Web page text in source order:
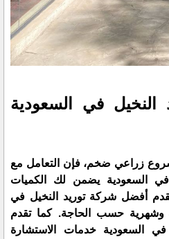
في السعودية
زراعي ضخم، فإن التعامل مع
السعودية يضمن لك الكميات
تقدم أفضل شركة توريد النخيل في
وشهرية حسب الحاجة. كما تقدم
السعودية خدمات الاستشارة